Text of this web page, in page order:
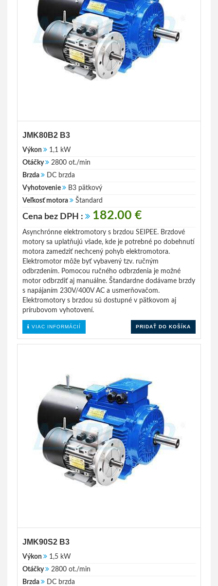
JMK80B2 B3
Výkon
1,1 kW
Otáčky
2800 ot./min
Brzda
DC brzda
Vyhotovenie
B3 pätkový
Veľkosť motora
Štandard
Cena bez DPH : 182.00 €
Asynchrónne elektromotory s brzdou SEIPEE. Brzdové
motory sa uplatňujú všade, kde je potrebné po dobehnutí
motora zamedziť nechcený pohyb elektromotora.
Elektromotor môže byť vybavený tzv. ručným
odbrzdením. Pomocou ručného odbrzdenia je možné
motor odbrzdiť aj manuálne. Štandardne dodávame brzdy
s napájaním 230V/400V AC a usmerňovačom.
Elektromotory s brzdou sú dostupné v pätkovom aj
prírubovom vyhotovení.
VIAC INFORMÁCIÍ PRIDAŤ DO KOŠÍKA
JMK90S2 B3
Výkon
1,5 kW
Otáčky
2800 ot./min
Brzda
DC brzda